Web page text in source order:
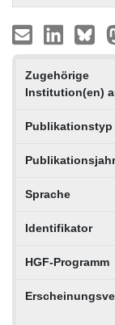
Zugehörige
Institution(en)
Publikationstyp
Publikationsjahr
Sprache
Identifikator
HGF-Programm